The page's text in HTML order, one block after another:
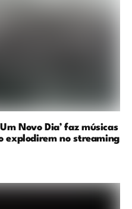
Novo Dia’ faz músicas
explodirem no streaming